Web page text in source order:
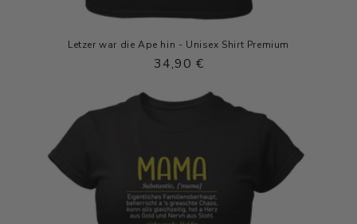
Letzer war die Ape hin - Unisex Shirt Premium
Normaler
34,90 €